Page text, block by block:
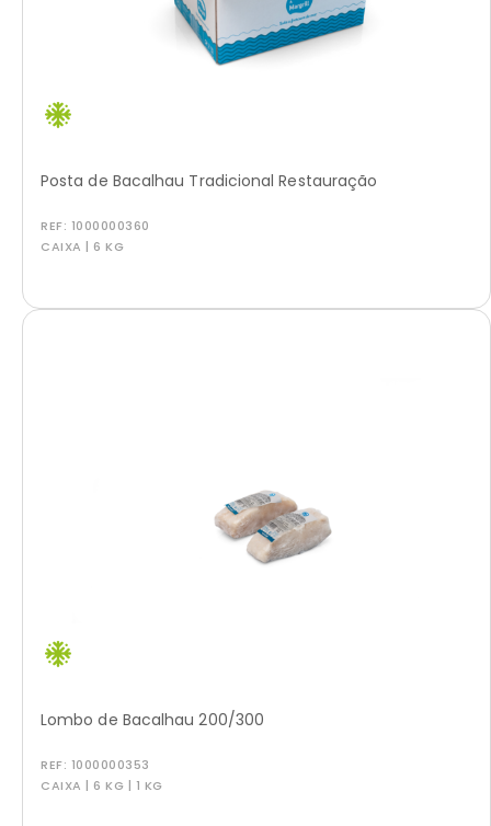
Posta de Bacalhau Tradicional Restauração
REF: 1000000360
CAIXA | 6 KG
Lombo de Bacalhau 200/300
REF: 1000000353
CAIXA | 6 KG | 1 KG